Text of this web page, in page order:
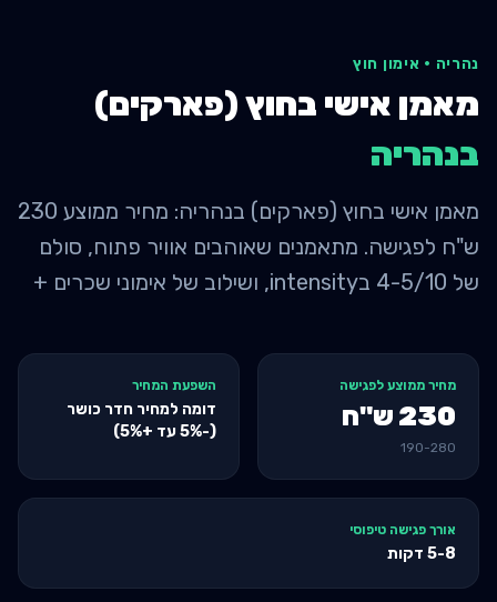
נהריה · אימון חוץ
מאמן אישי בחוץ (פארקים)
בנהריה
מאמן אישי בחוץ (פארקים) בנהריה: מחיר ממוצע 230
ש"ח לפגישה. מתאמנים שאוהבים אוויר פתוח, סולם
של 4-5/10 בintensity, ושילוב של אימוני שכרים +
מחיר ממוצע לפגישה
230 ש"ח
190-280
השפעת המחיר
דומה למחיר חדר כושר
(-5% עד +5%)
אורך פגישה טיפוסי
5-8 דקות